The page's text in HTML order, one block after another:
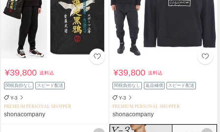
¥39,800送料込
関税負担なし スピード配送
Y-3
PREMIUM PERSONAL SHOPPER
shonacompany
¥39,800送料込
関税負担なし 返品補償 スピード配送
Y-3
PREMIUM PERSONAL SHOPPER
shonacompany